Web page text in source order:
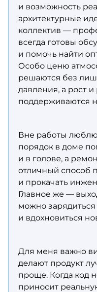
и возможность
архитектурные
коллектив —
всегда готовы
и помочь найти
Особо ценю
решаются без
давления, а рост и
поддерживаются
Вне работы
порядок в доме
и в голове, а
отличный способ
и прокачать
Главное же —
можно
и вдохновиться
Для меня важно
делают продукт
проще. Когда код
приносит